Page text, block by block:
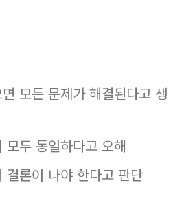
모든 문제가 해결된다고 생
모두 동일하다고 오해
결론이 나야 한다고 판단